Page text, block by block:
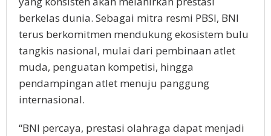
berkelas dunia. Sebagai mitra resmi PBSI, BNI
terus berkomitmen mendukung ekosistem bulu
tangkis nasional, mulai dari pembinaan atlet
muda, penguatan kompetisi, hingga
pendampingan atlet menuju panggung
internasional.
“BNI percaya, prestasi olahraga dapat menjadi